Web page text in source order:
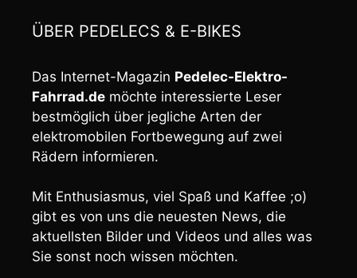
ÜBER PEDELECS & E-BIKES
Das Internet-Magazin Pedelec-Elektro-
Fahrrad.de möchte interessierte Leser
bestmöglich über jegliche Arten der
elektromobilen Fortbewegung auf zwei
Rädern informieren.
Mit Enthusiasmus, viel Spaß und Kaffee ;o)
gibt es von uns die neuesten News, die
aktuellsten Bilder und Videos und alles was
Sie sonst noch wissen möchten.